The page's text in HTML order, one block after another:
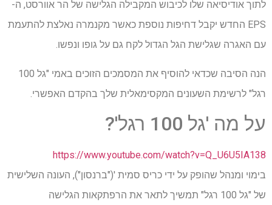
לתוך אודיסיאה שלו לכיבוש המקבילה הגלישה של הר אוורסט, ה-
EPS החדש יקבל דחיפות נוספת כאשר מקנמרה נאלצת להתעמת
עם האגרה שגלישת הגל הגדול לקח גם על גופו ונפשו.
הנה הסיבה שכדאי להוסיף את המסמכים הזוכים באמי "גל 100
רגל" לרשימת השעונים המקסימאלית שלך בהקדם האפשרי.
על מה 'גל 100 רגל'?
https://www.youtube.com/watch?v=Q_U6U5IA138
בימוי ומנהל שהופק על ידי כריס סמית '("ברנסון"), העונה השלישית
של "גל 100 רגל" תמשיך לתאר את הרפתקאות הגלישה